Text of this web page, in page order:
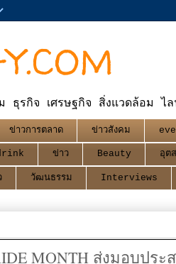
ธุรกิจ เศรษฐกิจ สิ่งแวดล้อม
ข่าวการตลาด ข่าวสังคม
ข่าว Beauty อุต
วัฒนธรรม Interviews
MONTH ส่งมอบปร